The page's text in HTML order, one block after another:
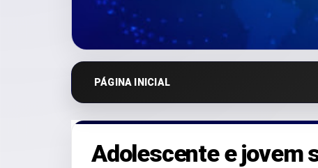
PÁGINA INICIAL
Adolescente e jovem